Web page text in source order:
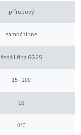
přírubový
samočninné
šedá litina GG 25
15 - 200
16
0°C